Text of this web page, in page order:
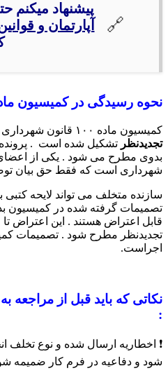
پیشنهاد میکنم
آپارتمان و
نحوه رسیدگی در کمیسیون ماده ۱۰۰ قانون
کمیسیون ماده ۱۰۰ قانون شهرداری ، از دو کمیسیون
تجدیدنظر تشکیل شده است . پرونده
بدوی مطرح می شود . یکی از اعضای
شهرداری است که فقط حق بیان
سازنده متخلف می تواند لایحه
تصمیمات گرفته شده در کمیسیون
تجدیدنظر مطرح شود . تصمیمات
اجراست.
نکاتی که باید قبل از مراجعه
:
❗️ اخطاریه ارسال شده و نوع تخلف
شود و دفاعیه در فرم کار ضمیمه